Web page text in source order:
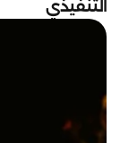
التنفيذي